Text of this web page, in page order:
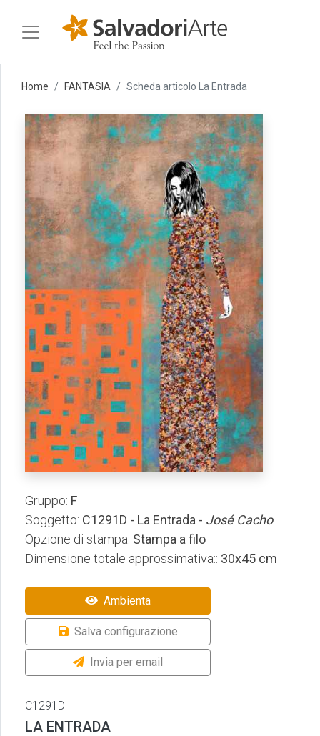
Home FANTASIA Scheda articolo La Entrada
Gruppo: F
Soggetto: C1291D - La Entrada - José Cacho
Opzione di stampa: Stampa a filo
Dimensione totale approssimativa:: 30x45 cm
Ambienta
Salva configurazione
Invia per email
C1291D
LA ENTRADA